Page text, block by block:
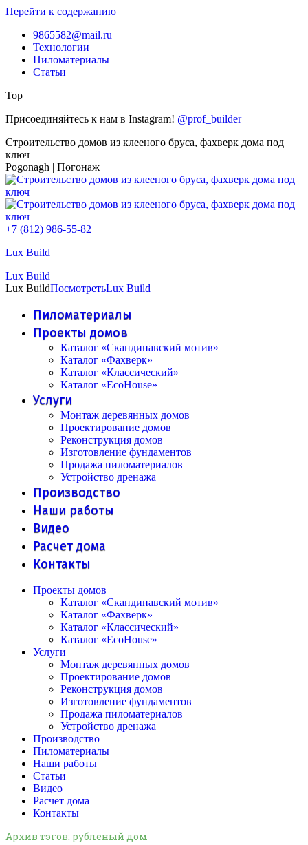
Перейти к содержанию
9865582@mail.ru
Технологии
Пиломатериалы
Статьи
Top
Присоединяйтесь к нам в Instagram! @prof_builder
Строительство домов из клееного бруса, фахверк дома под
ключ
Pogonagh | Погонаж
+7 (812) 986-55-82
Lux Build
Lux Build
Lux BuildПосмотретьLux Build
Пиломатериалы
Проекты домов
Каталог «Скандинавский мотив»
Каталог «Фахверк»
Каталог «Классический»
Каталог «EcoHouse»
Услуги
Монтаж деревянных домов
Проектирование домов
Реконструкция домов
Изготовление фундаментов
Продажа пиломатериалов
Устройство дренажа
Производство
Наши работы
Видео
Расчет дома
Контакты
Проекты домов
Каталог «Скандинавский мотив»
Каталог «Фахверк»
Каталог «Классический»
Каталог «EcoHouse»
Услуги
Монтаж деревянных домов
Проектирование домов
Реконструкция домов
Изготовление фундаментов
Продажа пиломатериалов
Устройство дренажа
Производство
Пиломатериалы
Наши работы
Статьи
Видео
Расчет дома
Контакты
Архив тэгов: рубленый дом